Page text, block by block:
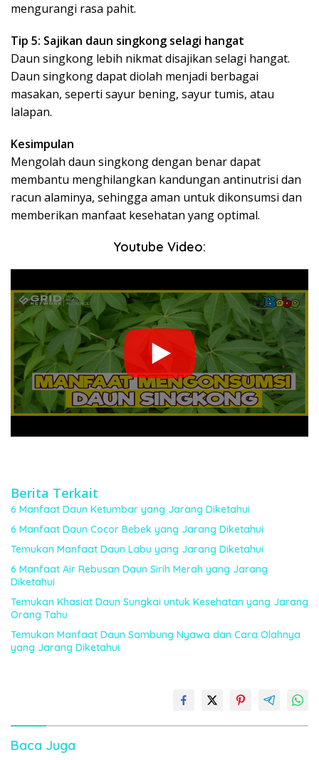
mengurangi rasa pahit.
Tip 5: Sajikan daun singkong selagi hangat
Daun singkong lebih nikmat disajikan selagi hangat.
Daun singkong dapat diolah menjadi berbagai
masakan, seperti sayur bening, sayur tumis, atau
lalapan.
Kesimpulan
Mengolah daun singkong dengan benar dapat
membantu menghilangkan kandungan antinutrisi dan
racun alaminya, sehingga aman untuk dikonsumsi dan
memberikan manfaat kesehatan yang optimal.
Youtube Video:
Berita Terkait
6 Manfaat Daun Ketumbar yang Jarang Diketahui
6 Manfaat Daun Cocor Bebek yang Jarang Diketahui
Temukan Manfaat Daun Labu yang Jarang Diketahui
6 Manfaat Air Rebusan Daun Sirih Merah yang Jarang
Diketahui
Temukan Khasiat Daun Sungkai untuk Kesehatan yang Jarang
Orang Tahu
Temukan Manfaat Daun Sambung Nyawa dan Cara Olahnya
yang Jarang Diketahui
Baca Juga